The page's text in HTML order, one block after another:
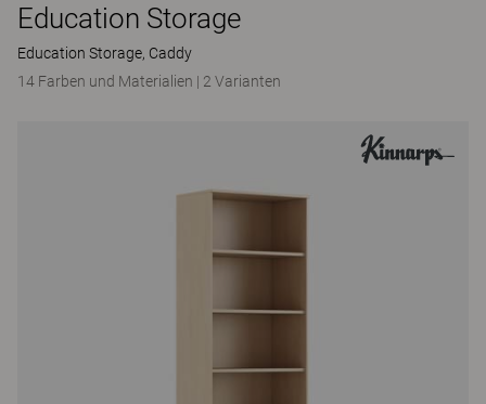
Education Storage
Education Storage, Caddy
14 Farben und Materialien | 2 Varianten